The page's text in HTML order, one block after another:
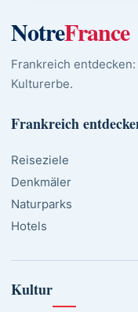
NotreFrance
Frankreich
Kulturerbe.
Frankreich
Reiseziele
Denkmäler
Naturparks
Hotels
Kultur